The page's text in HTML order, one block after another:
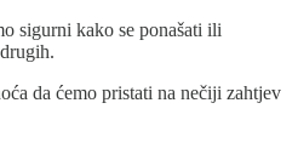
sigurni kako se ponašati ili
da ćemo pristati na nečiji zahtjev